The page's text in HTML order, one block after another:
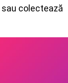
colectează